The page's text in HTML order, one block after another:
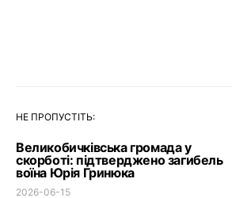
НЕ ПРОПУСТІТЬ:
Великобичківська громада у
скорботі: підтверджено загибель
воїна Юрія Гринюка
2026-06-15